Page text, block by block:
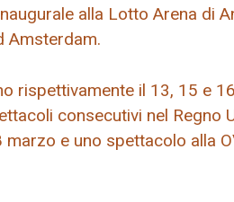
alla Lotto Arena di
Amsterdam.
rispettivamente il 13, 15 e
consecutivi nel Regno
e uno spettacolo alla